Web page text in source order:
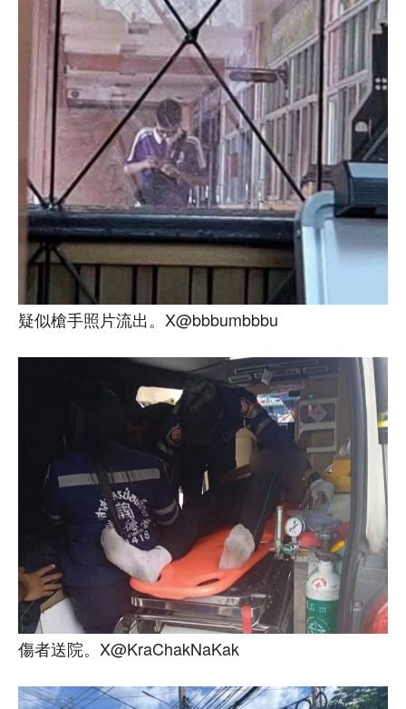
疑似槍手照片流出。X@bbbumbbbu
傷者送院。X@KraChakNaKak